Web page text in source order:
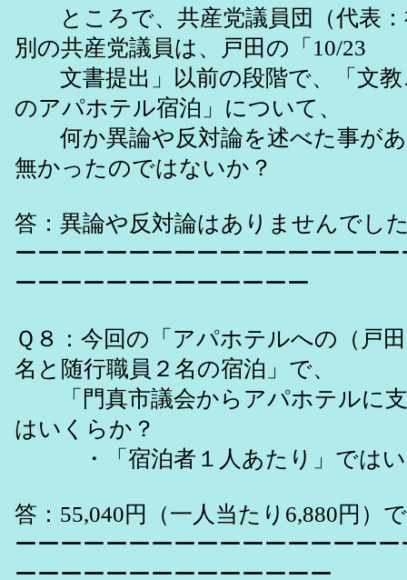
ところで、共産党議員団（代表：
別の共産党議員は、戸田の「10/23
文書提出」以前の段階で、「文教
のアパホテル宿泊」について、
何か異論や反対論を述べた事が
無かったのではないか？
答：異論や反対論はありませんでし
ーーーーーーーーーーーーーーーー
ーーーーーーーーーーーーー
Ｑ８：今回の「アパホテルへの（戸
名と随行職員２名の宿泊」で、
「門真市議会からアパホテルに支
はいくらか？
・「宿泊者１人あたり」ではい
答：55,040円（一人当たり6,880円）
ーーーーーーーーーーーーーーーー
ーーーーーーーーーーーーーー